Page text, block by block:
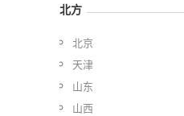
北方
北京
天津
山东
山西